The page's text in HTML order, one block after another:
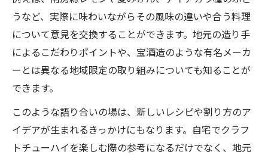
うなど、実際に味わいながらその風味の違いや合う料理
について意見を交換することができます。地元の造り手
によるこだわりポイントや、宝酒造のような有名メーカ
ーとは異なる地域限定の取り組みについても知ることが
できます。
このような語り合いの場は、新しいレシピや割り方のア
イデアが生まれるきっかけにもなります。自宅でクラフ
トチューハイを楽しむ際の参考になるだけでなく、地元